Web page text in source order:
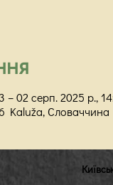
– 02 серп. 2025 р.,
Kaluža, Словаччина